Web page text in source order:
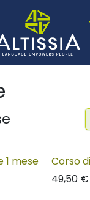
1 mese
Corso
49,50€